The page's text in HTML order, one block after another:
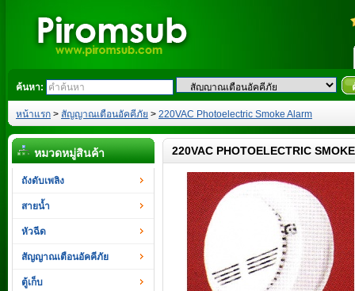
ค้นหา:
หน้าแรก > สัญญาณเตือนอัคคีภัย > 220VAC Photoelectric Smoke Alarm
หมวดหมู่สินค้า
ถังดับเพลิง
สายน้ำ
หัวฉีด
สัญญาณเตือนอัคคีภัย
ตู้เก็บ
220VAC PHOTOELECTRIC